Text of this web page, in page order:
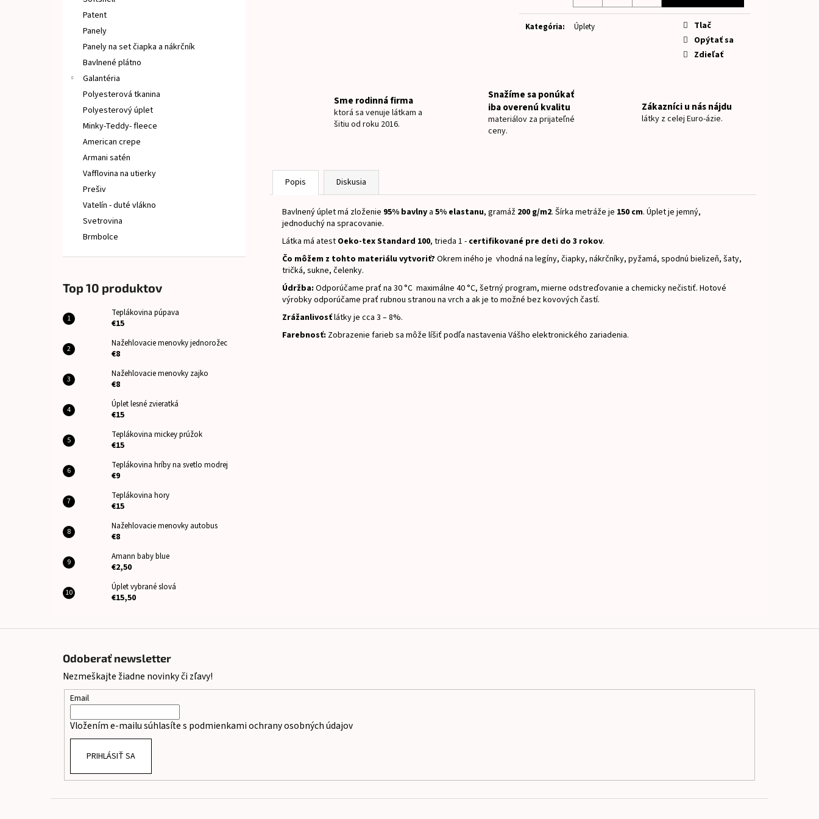
Patent
Panely
Panely na set čiapka a nákrčník
Bavlnené plátno
Galantéria
Polyesterová tkanina
Polyesterový úplet
Minky-Teddy- fleece
American crepe
Armani satén
Vafflovina na utierky
Prešiv
Vatelín - duté vlákno
Svetrovina
Brmbolce
Top 10 produktov
Teplákovina púpava
€15
Nažehlovacie menovky jednorožec
€8
Nažehlovacie menovky zajko
€8
Úplet lesné zvieratká
€15
Teplákovina mickey prúžok
€15
Teplákovina hríby na svetlo modrej
€9
Teplákovina hory
€15
Nažehlovacie menovky autobus
€8
Amann baby blue
€2,50
Úplet vybrané slová
€15,50
cena:
Kategória: Úplety
Tlač
Opýtať sa
Zdieľať
Sme rodinná firma
ktorá sa venuje látkam a
šitiu od roku 2016.
Snažíme sa ponúkať
iba overenú kvalitu
materiálov za prijateľné
ceny.
Zákazníci u nás nájdu
látky z celej Euro-ázie.
Popis Diskusia
Bavlnený úplet má zloženie 95% bavlny a 5% elastanu, gramáž 200 g/m2. Šírka metráže je 150 cm. Úplet je jemný,
jednoduchý na spracovanie.
Látka má atest Oeko-tex Standard 100, trieda 1 - certifikované pre deti do 3 rokov.
Čo môžem z tohto materiálu vytvoriť? Okrem iného je vhodná na legíny, čiapky, nákrčníky, pyžamá, spodnú bielizeň, šaty,
tričká, sukne, čelenky.
Údržba: Odporúčame prať na 30 °C maximálne 40 °C, šetrný program, mierne odstreďovanie a chemicky nečistiť. Hotové
výrobky odporúčame prať rubnou stranou na vrch a ak je to možné bez kovových častí.
Zrážanlivosťlátky je cca 3 – 8%.
Farebnosť: Zobrazenie farieb sa môže líšiť podľa nastavenia Vášho elektronického zariadenia.
€15
Odoberať newsletter
Nezmeškajte žiadne novinky či zľavy!
Email
Vložením e-mailu súhlasíte s podmienkami ochrany osobných údajov
PRIHLÁSIŤ SA